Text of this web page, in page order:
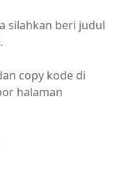
silahkan beri judul
copy kode di
halaman